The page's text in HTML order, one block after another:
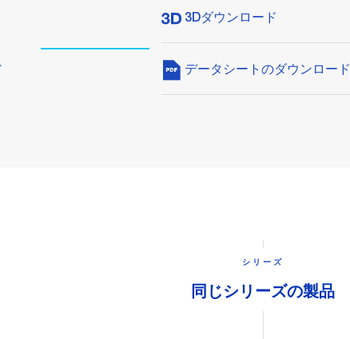
3Dダウンロード
データシートのダウンロード
シリーズ
同じシリーズの製品